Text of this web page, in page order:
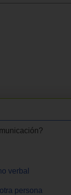
verbal
persona